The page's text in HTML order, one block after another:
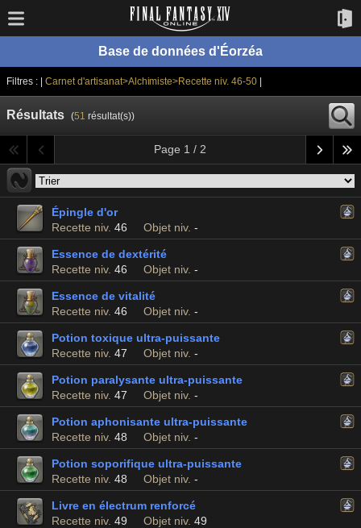
Base de données d'Éorzéa
Filtres : | Carnet d'artisanat>Alchimiste>Recette niv. 46-50
Résultats (51 résultat(s))
Page 1 / 2
Épingle d'or
Recette niv. 46 Objet niv. -
Essence de dextérité
Recette niv. 46 Objet niv. -
Essence de vitalité
Recette niv. 46 Objet niv. -
Potion toxique ultra-puissante
Recette niv. 47 Objet niv. -
Potion paralysante ultra-puissante
Recette niv. 47 Objet niv. -
Potion aphonisante ultra-puissante
Recette niv. 48 Objet niv. -
Potion soporifique ultra-puissante
Recette niv. 48 Objet niv. -
Livre en électrum renforcé
Recette niv. 49 Objet niv. 49